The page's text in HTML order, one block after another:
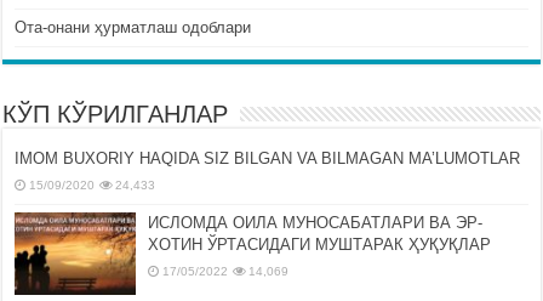
Ота-онани ҳурматлаш одоблари
КЎП КЎРИЛГАНЛАР
IMOM BUXORIY HAQIDA SIZ BILGAN VA BILMAGAN MA’LUMOTLAR
15/09/2020 24,433
ИСЛОМДА ОИЛА МУНОСАБАТЛАРИ ВА ЭР-
ХОТИН ЎРТАСИДАГИ МУШТАРАК ҲУҚУҚЛАР
17/05/2022 14,069